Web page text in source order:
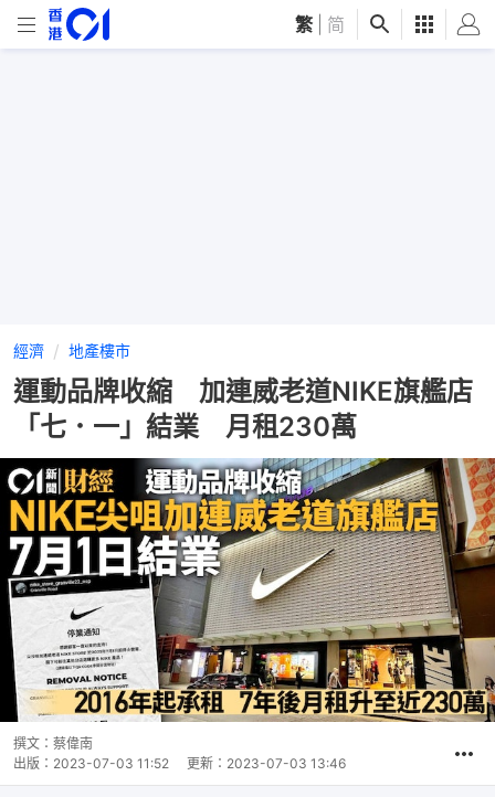
繁 简
經濟 地產樓市
運動品牌收縮 加連威老道NIKE旗艦店
「七．一」結業 月租230萬
撰文： 蔡偉南
出版： 2023-07-03 11:52 更新： 2023-07-03 13:46